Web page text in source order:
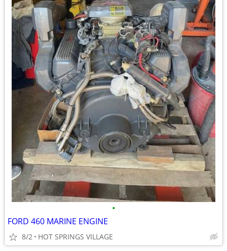
•
FORD 460 MARINE ENGINE
8/2 HOT SPRINGS VILLAGE